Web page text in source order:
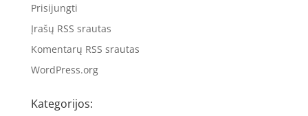
Prisijungti
Įrašų RSS srautas
Komentarų RSS srautas
WordPress.org
Kategorijos: